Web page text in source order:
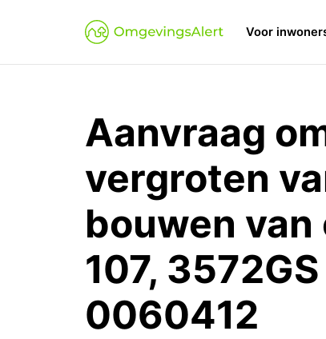
Voor
Aanvraag
vergroten
bouwen
107,
0060412